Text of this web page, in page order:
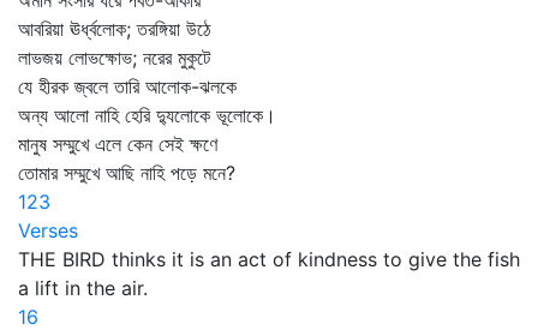
আবরিয়া ঊর্ধ্বলোক; তরঙ্গিয়া উঠে
লাভজয় লোভক্ষোভ; নরের মুকুটে
যে হীরক জ্বলে তারি আলোক-ঝলকে
অন্য আলো নাহি হেরি দ্যুলোকে ভূলোকে।
মানুষ সম্মুখে এলে কেন সেই ক্ষণে
তোমার সম্মুখে আছি নাহি পড়ে মনে?
123
Verses
THE BIRD thinks it is an act of kindness to give the fish
a lift in the air.
16